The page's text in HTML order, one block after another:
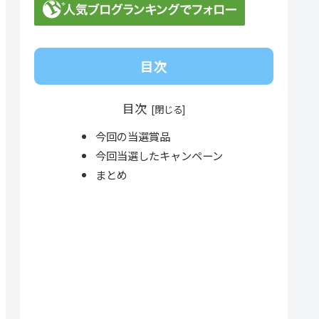
目次
目次
今回の当選賞品
今回当選したキャンペーン
まとめ